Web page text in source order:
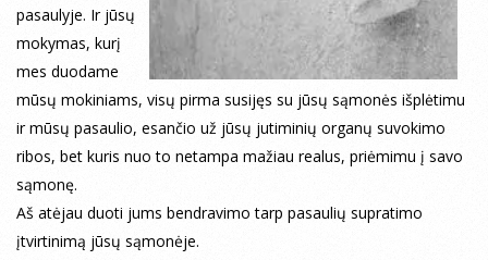
pasaulyje. Ir jūsų
mokymas, kurį
mes duodame
mūsų mokiniams, visų pirma susijęs su jūsų sąmonės išplėtimu
ir mūsų pasaulio, esančio už jūsų jutiminių organų suvokimo
ribos, bet kuris nuo to netampa mažiau realus, priėmimu į savo
sąmonę.
Aš atėjau duoti jums bendravimo tarp pasaulių supratimo
įtvirtinimą jūsų sąmonėje.